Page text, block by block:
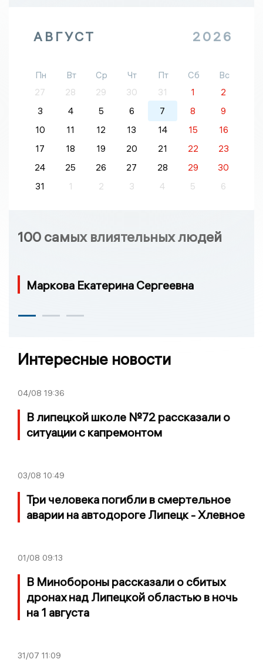
АВГУСТ 2026
Пн Вт Ср Чт Пт Сб
Вс
27
28 29 30 31 1
2
3
4 5 6 7 8
9
10
11 12 13 14 15
16
17
18 19 20 21 22
23
24
25 26 27 28 29
30
31
1 2 3 4 5 6
100 самых влиятельных людей
Маркова Екатерина Сергеевна
Интересные новости
04/08 19:36
В липецкой школе №72 рассказали о
ситуации с капремонтом
03/08 10:49
Три человека погибли в смертельное
аварии на автодороге Липецк - Хлевное
01/08 09:13
В Минобороны рассказали о сбитых
дронах над Липецкой областью в ночь
на 1 августа
31/07 11:09